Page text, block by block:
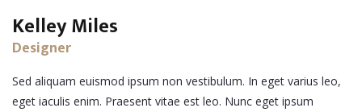
Kelley Miles
Designer
Sed aliquam euismod ipsum non vestibulum. In eget varius leo,
eget iaculis enim. Praesent vitae est leo. Nunc eget ipsum